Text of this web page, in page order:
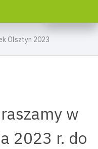
Olsztyn 2023
w
2023 r. do